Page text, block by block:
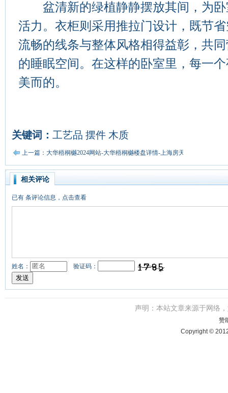
盆清新的绿植静静摆放其间，为卧
活力。衣柜则采用推拉门设计，既节
流畅的线条与整体风格相得益彰，共
的睡眠空间。在这样的卧室里，每一
美而的。
关键词： 工艺品 摆件 木质
上一篇：大华梧桐樾2024网站-大华梧桐樾楼盘详情-上海房天下
相关评论
已有 条评论信息，点击查看
姓名： 验证码：
声明：本站文章来源于网络
赞
Copyright ©